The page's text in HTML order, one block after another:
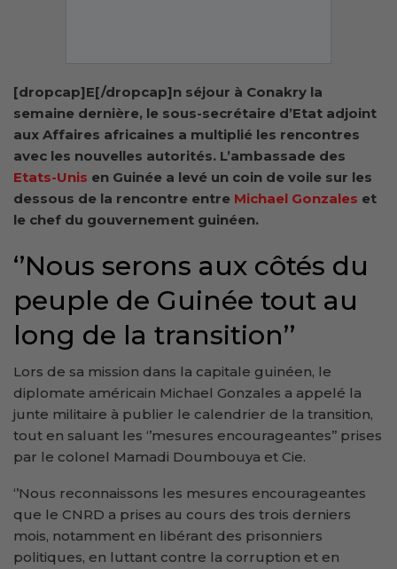
[dropcap]E[/dropcap]n séjour à Conakry la
semaine dernière, le sous-secrétaire d’Etat adjoint
aux Affaires africaines a multiplié les rencontres
avec les nouvelles autorités. L’ambassade des
Etats-Unis en Guinée a levé un coin de voile sur les
dessous de la rencontre entre Michael Gonzales et
le chef du gouvernement guinéen.
‘’Nous serons aux côtés du
peuple de Guinée tout au
long de la transition’’
Lors de sa mission dans la capitale guinéen, le
diplomate américain Michael Gonzales a appelé la
junte militaire à publier le calendrier de la transition,
tout en saluant les ‘’mesures encourageantes’’ prises
par le colonel Mamadi Doumbouya et Cie.
‘’Nous reconnaissons les mesures encourageantes
que le CNRD a prises au cours des trois derniers
mois, notamment en libérant des prisonniers
politiques, en luttant contre la corruption et en